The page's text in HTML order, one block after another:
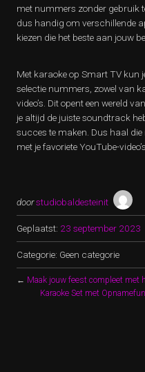
met nummers zonder gebruik
dus handig om verschillende
kiezen die het beste aan jouw
Met karaoke op Smart TV kun
selectie nummers, zowel van
video’s. Dit opent een wereld
je altijd de juiste soundtrack
succes te maken. Dus haal
met je favoriete YouTube-
doorstudiobaldesteinit
Geplaatst: 23 september 2023
Categorie: Geen categorie
← Maak jouw feest compleet met
Karaoke Set met